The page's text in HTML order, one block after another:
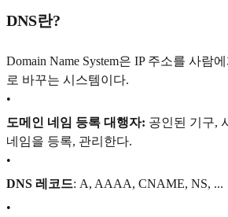
DNS란?
Domain Name System은 IP 주소를 사람
로 바꾸는 시스템이다.
•
도메인 네임 등록 대행자: 공인된 기구,
네임을 등록, 관리한다.
•
DNS 레코드: A, AAAA, CNAME, NS, ...
•